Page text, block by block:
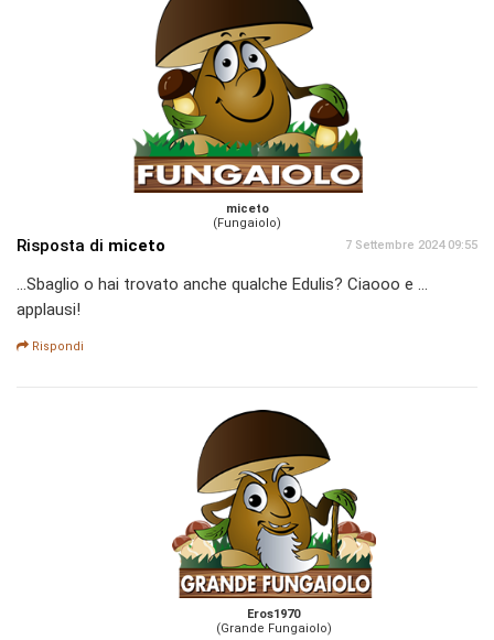
miceto
(Fungaiolo)
Risposta di miceto 7 Settembre 2024 09:55
...Sbaglio o hai trovato anche qualche Edulis? Ciaooo e ...
applausi!
Rispondi
Eros1970
(Grande Fungaiolo)